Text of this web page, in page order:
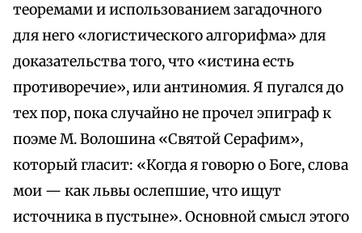
теоремами и использованием загадочного
для него «логистического алгорифма» для
доказательства того, что «истина есть
противоречие», или антиномия. Я пугался до
тех пор, пока случайно не прочел эпиграф к
поэме М. Волошина «Святой Серафим»,
который гласит: «Когда я говорю о Боге, слова
мои — как львы ослепшие, что ищут
источника в пустыне». Основной смысл этого